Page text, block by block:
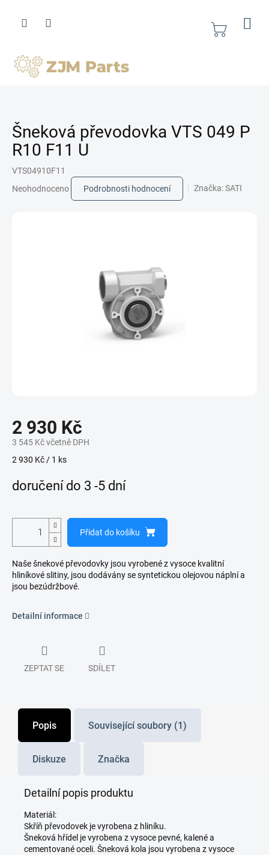
obsah
Nákupní
Šneková převodovka VTS 049 P
R10 F11 U
VTS04910F11
hodnocení
Neohodnoceno Podrobnosti hodnocení Značka:SATI
2 930 Kč
3 545 Kč včetně DPH
Měrná
2 930 Kč / 1 ks
doručení do 3 -5 dní
Přidat do košíku
Naše šnekové převodovky jsou vyrobené z vysoce kvalitní
hliníkové slitiny, jsou dodávány se syntetickou olejovou náplní a
jsou bezúdržbové.
Detailní informace
ZEPTAT SE SDÍLET
Popis Související soubory (1)
Diskuze Značka
Detailní popis produktu
Materiál:
Skříň převodovek je vyrobena z hliníku.
Šneková hřídel je vyrobena z vysoce pevné, kalené a
cementované oceli. Šneková kola jsou vyrobena z vysoce